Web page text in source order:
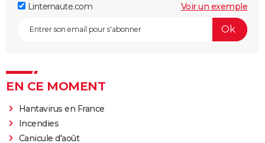
Linternaute.com Voir un exemple
EN CE MOMENT
Hantavirus en France
Incendies
Canicule d'août